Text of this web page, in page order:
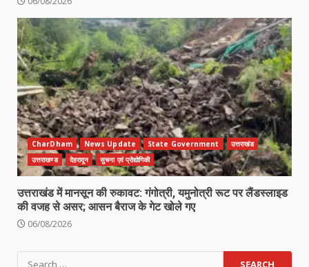
CharDham News Update State Government
उत्तराखंड
उत्तराखण्ड
देहरादून सुचना एवं प्रोद्योगिकी
उत्तराखंड में मानसून की रुकावट: गंगोत्री, यमुनोत्री रूट पर लैंडस्लाइड
की वजह से असर; आसन बैराज के गेट खोले गए
06/08/2026
Search